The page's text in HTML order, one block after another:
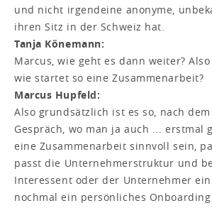
und nicht irgendeine anonyme,
ihren Sitz in der Schweiz hat.
Tanja Könemann:
Marcus, wie geht es dann weiter? Also
wie startet so eine Zusammenarbeit?
Marcus Hupfeld:
Also grundsätzlich ist es so, nach
Gespräch, wo man ja auch ... erstmal
eine Zusammenarbeit sinnvoll sein,
passt die Unternehmerstruktur und
Interessent oder der Unternehmer
nochmal ein persönliches